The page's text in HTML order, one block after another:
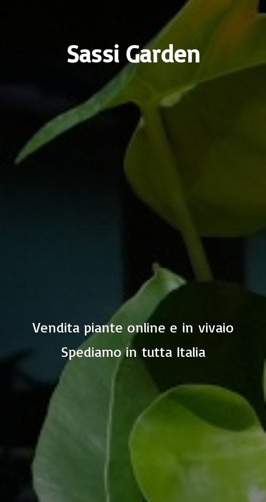
Sassi Garden
Vendita piante online e in vivaio
Spediamo in tutta Italia